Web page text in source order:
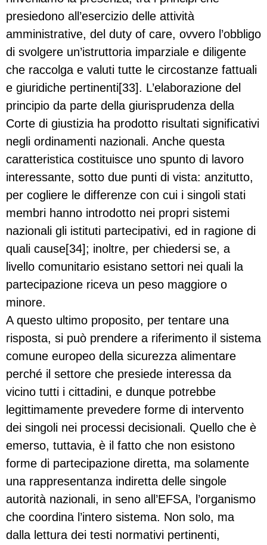
presiedono all’esercizio delle attività
amministrative, del duty of care, ovvero l’obbligo
di svolgere un’istruttoria imparziale e diligente
che raccolga e valuti tutte le circostanze fattuali
e giuridiche pertinenti[33]. L’elaborazione del
principio da parte della giurisprudenza della
Corte di giustizia ha prodotto risultati significativi
negli ordinamenti nazionali. Anche questa
caratteristica costituisce uno spunto di lavoro
interessante, sotto due punti di vista: anzitutto,
per cogliere le differenze con cui i singoli stati
membri hanno introdotto nei propri sistemi
nazionali gli istituti partecipativi, ed in ragione di
quali cause[34]; inoltre, per chiedersi se, a
livello comunitario esistano settori nei quali la
partecipazione riceva un peso maggiore o
minore.
A questo ultimo proposito, per tentare una
risposta, si può prendere a riferimento il sistema
comune europeo della sicurezza alimentare
perché il settore che presiede interessa da
vicino tutti i cittadini, e dunque potrebbe
legittimamente prevedere forme di intervento
dei singoli nei processi decisionali. Quello che è
emerso, tuttavia, è il fatto che non esistono
forme di partecipazione diretta, ma solamente
una rappresentanza indiretta delle singole
autorità nazionali, in seno all’EFSA, l’organismo
che coordina l’intero sistema. Non solo, ma
dalla lettura dei testi normativi pertinenti,